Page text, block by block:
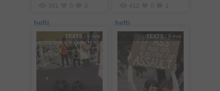
391
hefti
412
hefti
TEXTS / 9 éve TEXTS / 9 éve